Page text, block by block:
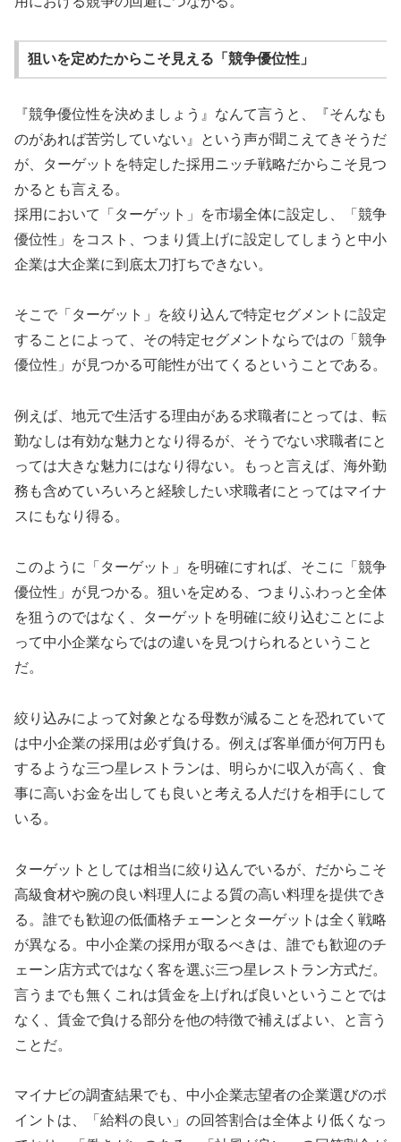
狙いを定めたからこそ見える「競争優位性」
『競争優位性を決めましょう』なんて言うと、『そんなも
のがあれば苦労していない』という声が聞こえてきそうだ
が、ターゲットを特定した採用ニッチ戦略だからこそ見つ
かるとも言える。
採用において「ターゲット」を市場全体に設定し、「競争
優位性」をコスト、つまり賃上げに設定してしまうと中小
企業は大企業に到底太刀打ちできない。
そこで「ターゲット」を絞り込んで特定セグメントに設定
することによって、その特定セグメントならではの「競争
優位性」が見つかる可能性が出てくるということである。
例えば、地元で生活する理由がある求職者にとっては、転
勤なしは有効な魅力となり得るが、そうでない求職者にと
っては大きな魅力にはなり得ない。もっと言えば、海外勤
務も含めていろいろと経験したい求職者にとってはマイナ
スにもなり得る。
このように「ターゲット」を明確にすれば、そこに「競争
優位性」が見つかる。狙いを定める、つまりふわっと全体
を狙うのではなく、ターゲットを明確に絞り込むことによ
って中小企業ならではの違いを見つけられるということ
だ。
絞り込みによって対象となる母数が減ることを恐れていて
は中小企業の採用は必ず負ける。例えば客単価が何万円も
するような三つ星レストランは、明らかに収入が高く、食
事に高いお金を出しても良いと考える人だけを相手にして
いる。
ターゲットとしては相当に絞り込んでいるが、だからこそ
高級食材や腕の良い料理人による質の高い料理を提供でき
る。誰でも歓迎の低価格チェーンとターゲットは全く戦略
が異なる。中小企業の採用が取るべきは、誰でも歓迎のチ
ェーン店方式ではなく客を選ぶ三つ星レストラン方式だ。
言うまでも無くこれは賃金を上げれば良いということでは
なく、賃金で負ける部分を他の特徴で補えばよい、と言う
ことだ。
マイナビの調査結果でも、中小企業志望者の企業選びのポ
イントは、「給料の良い」の回答割合は全体より低くなっ